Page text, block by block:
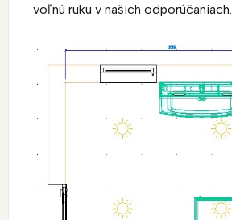
voľnú ruku v našich odporúčaniach.